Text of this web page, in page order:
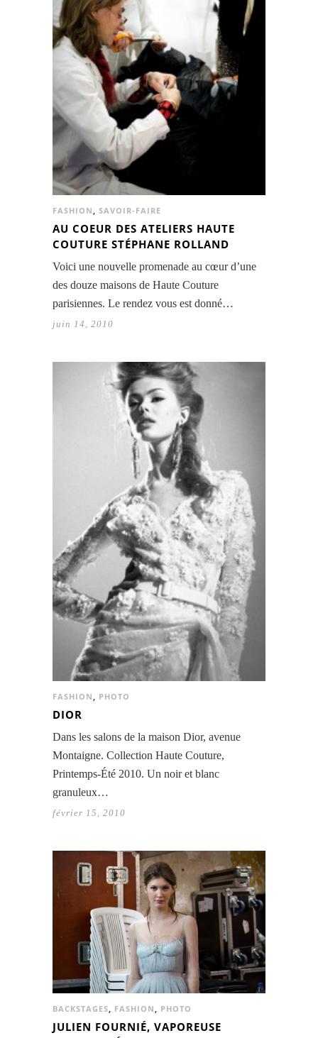
FASHION, SAVOIR-FAIRE
AU COEUR DES ATELIERS HAUTE
COUTURE STÉPHANE ROLLAND
Voici une nouvelle promenade au cœur d’une
des douze maisons de Haute Couture
parisiennes. Le rendez vous est donné…
juin 14, 2010
FASHION, PHOTO
DIOR
Dans les salons de la maison Dior, avenue
Montaigne. Collection Haute Couture,
Printemps-Été 2010. Un noir et blanc
granuleux…
février 15, 2010
BACKSTAGES FASHION PHOTO
JULIEN FOURNIÉ, VAPOREUSE